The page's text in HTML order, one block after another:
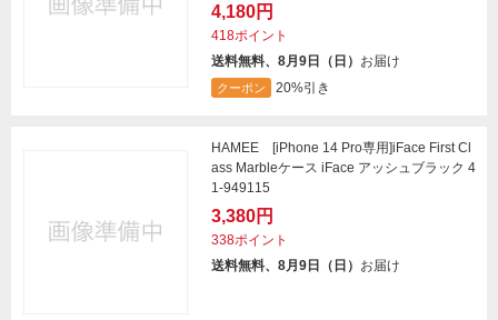
4,180円
418ポイント
送料無料、8月9日（日） お届け
クーポン 20%引き
HAMEE [iPhone 14 Pro専用]iFace First Cl
ass Marbleケース iFace アッシュブラック 4
1-949115
3,380円
338ポイント
送料無料、8月9日（日） お届け